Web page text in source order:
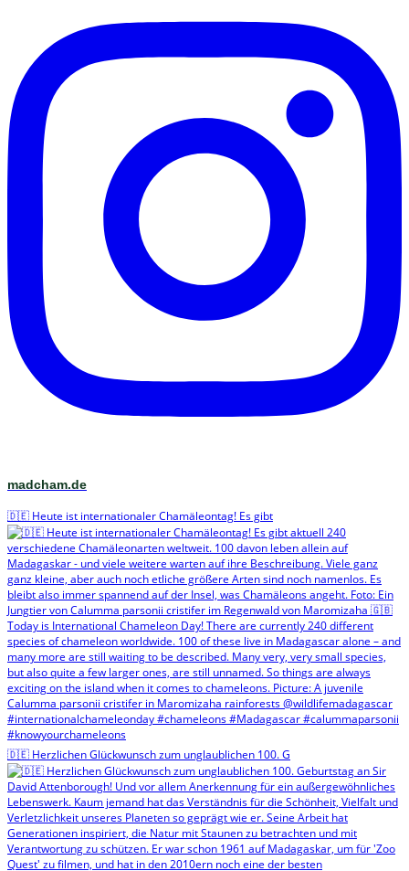
madcham.de
🇩🇪 Heute ist internationaler Chamäleontag! Es gibt
🇩🇪 Herzlichen Glückwunsch zum unglaublichen 100. G